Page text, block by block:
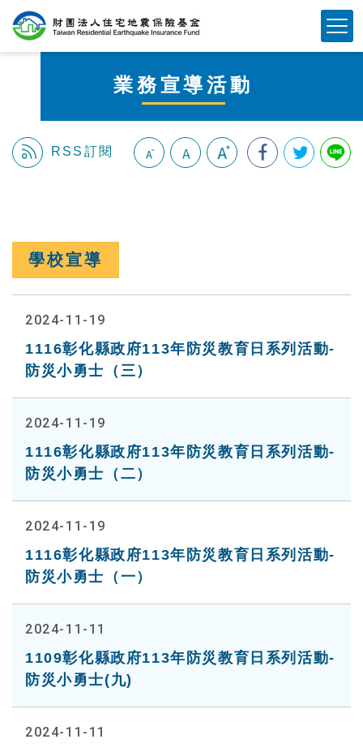
業務宣導活動
RSS訂閱
學校宣導
2024-11-19
1116彰化縣政府113年防災教育日系列活動-
防災小勇士（三）
2024-11-19
1116彰化縣政府113年防災教育日系列活動-
防災小勇士（二）
2024-11-19
1116彰化縣政府113年防災教育日系列活動-
防災小勇士（一）
2024-11-11
1109彰化縣政府113年防災教育日系列活動-
防災小勇士(九)
2024-11-11